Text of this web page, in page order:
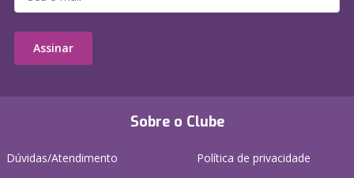
Sobre o Clube
Dúvidas/Atendimento
Política de privacidade
Assinar